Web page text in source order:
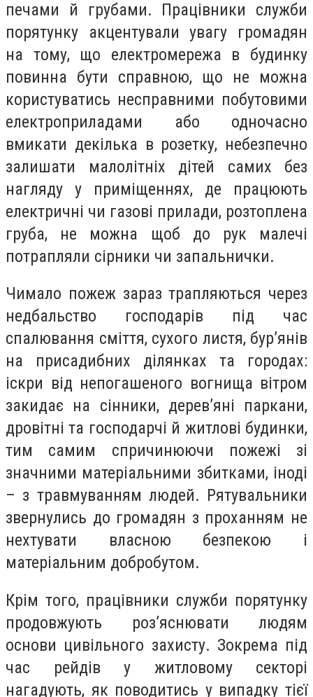
печами й грубами. Працівники служби
порятунку акцентували увагу громадян
на тому, що електромережа в будинку
повинна бути справною, що не можна
користуватись несправними побутовими
електроприладами або одночасно
вмикати декілька в розетку, небезпечно
залишати малолітніх дітей самих без
нагляду у приміщеннях, де працюють
електричні чи газові прилади, розтоплена
груба, не можна щоб до рук малечі
потрапляли сірники чи запальнички.
Чимало пожеж зараз трапляються через
недбальство господарів під час
спалювання сміття, сухого листя, бур’янів
на присадибних ділянках та городах:
іскри від непогашеного вогнища вітром
закидає на сінники, дерев’яні паркани,
дровітні та господарчі й житлові будинки,
тим самим спричинюючи пожежі зі
значними матеріальними збитками, іноді
– з травмуванням людей. Рятувальники
звернулись до громадян з проханням не
нехтувати власною безпекою і
матеріальним добробутом.
Крім того, працівники служби порятунку
продовжують роз’яснювати людям
основи цивільного захисту. Зокрема під
час рейдів у житловому секторі
нагадують, як поводитись у випадку тієї